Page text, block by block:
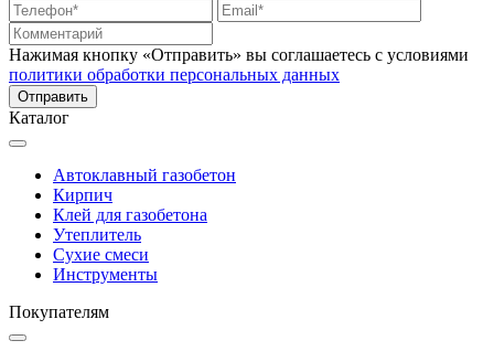
Нажимая кнопку «Отправить» вы соглашаетесь с условиями
политики обработки персональных данных
Каталог
Автоклавный газобетон
Кирпич
Клей для газобетона
Утеплитель
Сухие смеси
Инструменты
Покупателям